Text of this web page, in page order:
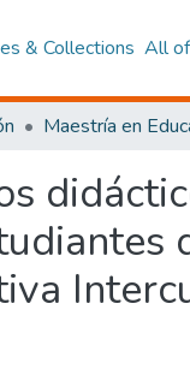
& Collections All